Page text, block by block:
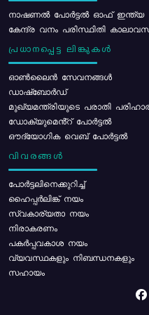
നാഷണൽ പോർട്ടൽ ഓഫ് ഇന്ത്യ
കേന്ദ്ര വനം പരിസ്ഥിതി
പ്രധാനപ്പെട്ട ലിങ്കുകൾ
ഓൺലൈൻ സേവനങ്ങൾ
ഡാഷ്ബോർഡ്
മുഖ്യമന്ത്രിയുടെ പരാതി
ഡോക്യുമെൻ്റ് പോർട്ടൽ
ഔദ്യോഗിക വെബ് പോർട്ടൽ
വിവരങ്ങൾ
പോര്‍ട്ടലിനെക്കുറിച്ച്
ഹൈപ്പർലിങ്ക് നയം
സ്വകാര്യതാ നയം
നിരാകരണം
പകർപ്പവകാശ നയം
വ്യവസ്ഥകളും നിബന്ധനകളും
സഹായം